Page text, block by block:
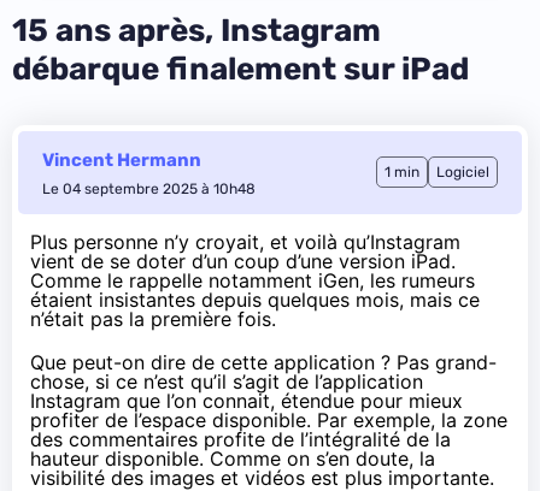
15 ans après, Instagram
débarque finalement sur iPad
Vincent Hermann
Le 04 septembre 2025 à 10h48
1 min Logiciel
Plus personne n’y croyait, et voilà qu’Instagram
vient de se doter d’un coup d’une version iPad.
Comme le rappelle notamment iGen, les rumeurs
étaient insistantes depuis quelques mois, mais ce
n’était pas la première fois.
Que peut-on dire de cette application ? Pas grand-
chose, si ce n’est qu’il s’agit de l’application
Instagram que l’on connait, étendue pour mieux
profiter de l’espace disponible. Par exemple, la zone
des commentaires profite de l’intégralité de la
hauteur disponible. Comme on s’en doute, la
visibilité des images et vidéos est plus importante.